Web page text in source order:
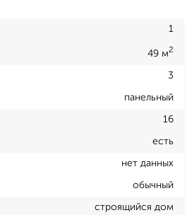
1
49 м2
3
панельный
16
есть
нет данных
обычный
строящийся дом